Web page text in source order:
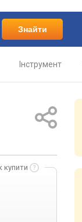
Знайти
Інструмент
купити